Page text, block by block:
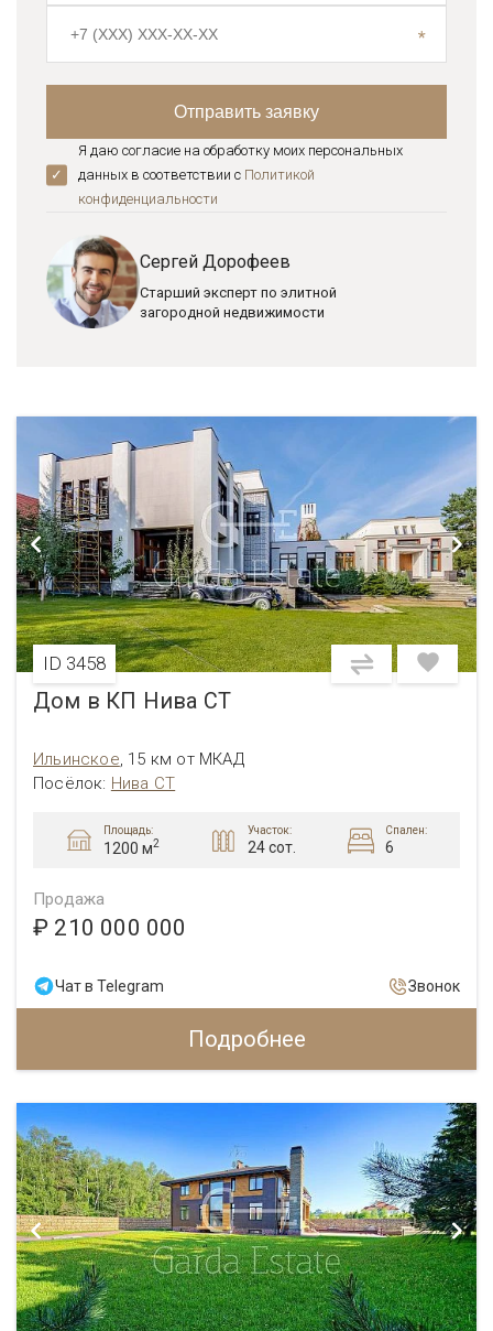
Я даю согласие на обработку моих персональных
данных в соответствии с Политикой
конфиденциальноcти
Сергей Дорофеев
Старший эксперт по элитной
загородной недвижимости
ID 3458
Дом в КП Нива СТ
Ильинское, 15 км от МКАД
Посёлок: Нива СТ
Площадь:
1200 м2
Участок:
24 сот.
Спален:
6
Продажа
₽ 210 000 000
Чат в Telegram Звонок
Подробнее